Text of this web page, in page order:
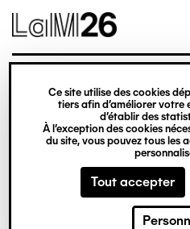
Gestion des cookies
Ce site utilise des cookies
tiers afin d’améliorer votre
d’établir des
À l’exception des cookies
du site, vous pouvez tous les
Tout accepter
contenu